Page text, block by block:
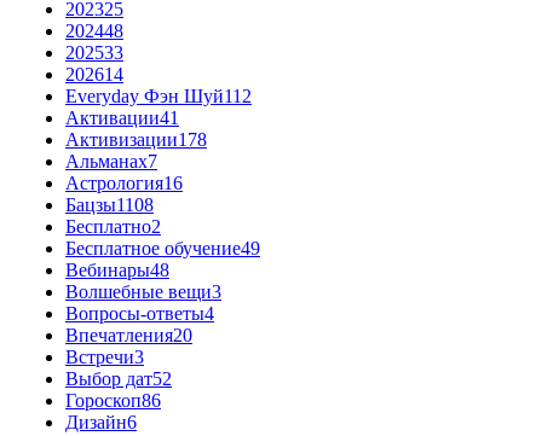
202325
202448
202533
202614
Everyday Фэн Шуй112
Активации41
Активизации178
Альманах7
Астрология16
Бацзы1108
Бесплатно2
Бесплатное обучение49
Вебинары48
Волшебные вещи3
Вопросы-ответы4
Впечатления20
Встречи3
Выбор дат52
Гороскоп86
Дизайн6